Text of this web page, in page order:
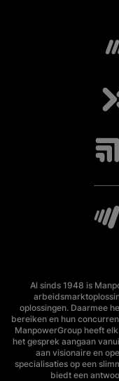
Al sinds 1948 is
oplossingen. Daarmee
bereiken en hun
ManpowerGroup heeft
het gesprek aangaan
aan visionaire en
specialisaties op een
biedt een